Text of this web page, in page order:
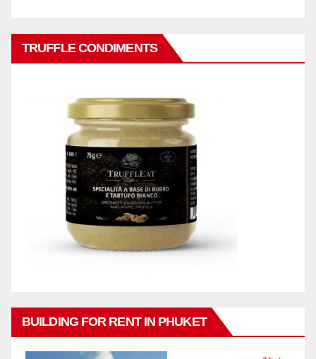
TRUFFLE CONDIMENTS
BUILDING FOR RENT IN PHUKET